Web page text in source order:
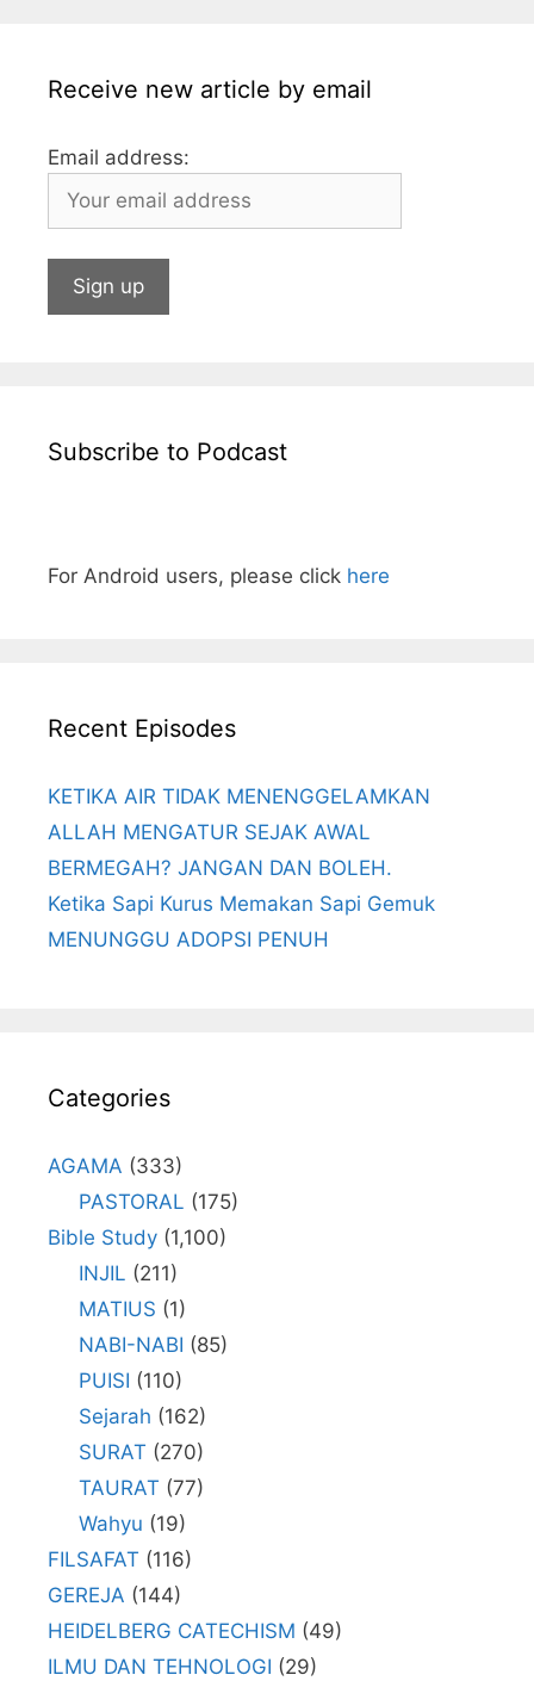
Receive new article by email
Email address:
Subscribe to Podcast
For Android users, please click here
Recent Episodes
KETIKA AIR TIDAK MENENGGELAMKAN
ALLAH MENGATUR SEJAK AWAL
BERMEGAH? JANGAN DAN BOLEH.
Ketika Sapi Kurus Memakan Sapi Gemuk
MENUNGGU ADOPSI PENUH
Categories
AGAMA (333)
PASTORAL (175)
Bible Study (1,100)
INJIL (211)
MATIUS (1)
NABI-NABI (85)
PUISI (110)
Sejarah (162)
SURAT (270)
TAURAT (77)
Wahyu (19)
FILSAFAT (116)
GEREJA (144)
HEIDELBERG CATECHISM (49)
ILMU DAN TEHNOLOGI (29)